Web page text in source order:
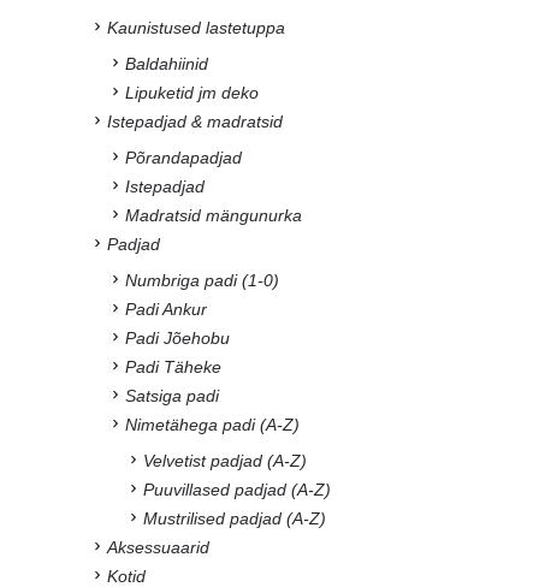
Kaunistused lastetuppa
Baldahiinid
Lipuketid jm deko
Istepadjad & madratsid
Põrandapadjad
Istepadjad
Madratsid mängunurka
Padjad
Numbriga padi (1-0)
Padi Ankur
Padi Jõehobu
Padi Täheke
Satsiga padi
Nimetähega padi (A-Z)
Velvetist padjad (A-Z)
Puuvillased padjad (A-Z)
Mustrilised padjad (A-Z)
Aksessuaarid
Kotid